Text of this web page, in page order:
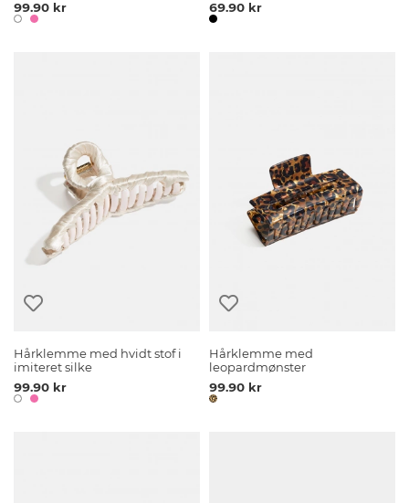
99.90 kr
69.90 kr
Hårklemme med hvidt stof i
imiteret silke
99.90 kr
Hårklemme med
leopardmønster
99.90 kr